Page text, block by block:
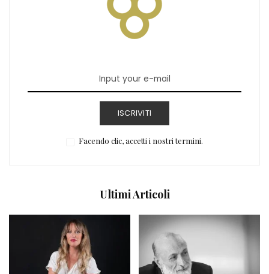
ISCRIVITI
Facendo clic, accetti i nostri termini.
Ultimi Articoli